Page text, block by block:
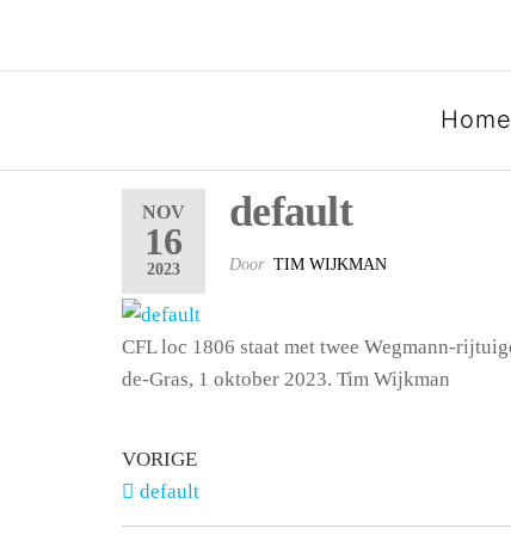
SPOORGROEP
Home
NOV
16
2023
default
Door TIM WIJKMAN
CFL loc 1806 staat met twee Wegmann-
de-Gras, 1 oktober 2023. Tim Wijkman
VORIGE
default